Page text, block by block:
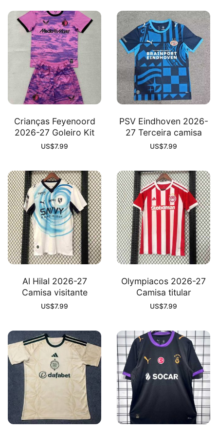
Crianças Feyenoord
2026-27 Goleiro Kit
US$7.99
PSV Eindhoven 2026-
27 Terceira camisa
US$7.99
Al Hilal 2026-27
Camisa visitante
US$7.99
Olympiacos 2026-27
Camisa titular
US$7.99